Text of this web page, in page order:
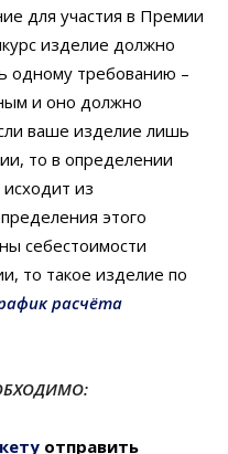
для участия в Премии
изделие должно
одному требованию –
и оно должно
ваше изделие лишь
то в определении
из
этого
себестоимости
то такое изделие по
расчёта
отправить